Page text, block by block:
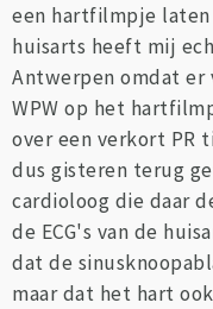
een hartfilmpje laten
huisarts heeft mij
Antwerpen omdat er
WPW op het
over een verkort PR
dus gisteren terug
cardioloog die daar
de ECG's van de
dat de
maar dat het hart